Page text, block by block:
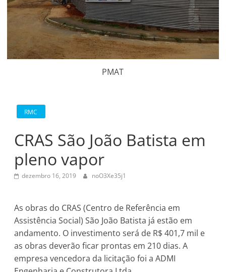
PMAT
RMC
CRAS São João Batista em
pleno vapor
dezembro 16, 2019 noO3Xe35j1
As obras do CRAS (Centro de Referência em
Assistência Social) São João Batista já estão em
andamento. O investimento será de R$ 401,7 mil e
as obras deverão ficar prontas em 210 dias. A
empresa vencedora da licitação foi a ADMI